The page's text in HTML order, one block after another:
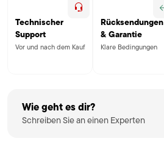
Technischer
Support
Vor und nach dem Kauf
Rücksendungen
& Garantie
Klare Bedingungen
Wie geht es dir?
Schreiben Sie an einen Experten